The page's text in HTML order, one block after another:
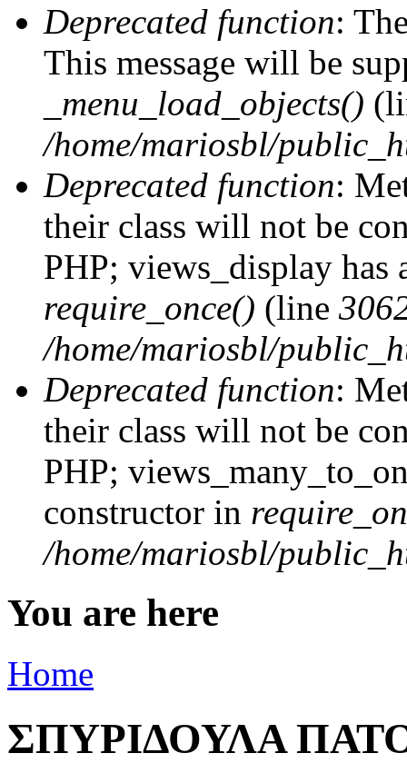
Deprecated function:
This message will be
_menu_load_objects()
/home/mariosbl/
Deprecated function:
their class will not be
PHP; views_display has
require_once() (line
/home/mariosbl/
Deprecated function:
their class will not be
PHP;
constructor in
/home/mariosbl/
You are here
Home
ΣΠΥΡΙΔΟΥΛΑ